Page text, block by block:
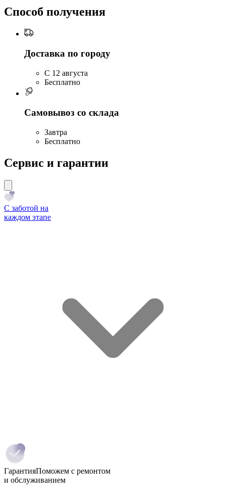
Способ получения
Доставка по городу
C 12 августа
Бесплатно
Самовывоз со склада
Завтра
Бесплатно
Сервис и гарантии
С заботой на
каждом этапе
ГарантияПоможем с ремонтом
и обслуживанием